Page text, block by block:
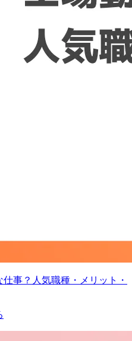
事？人気職種・メリット・